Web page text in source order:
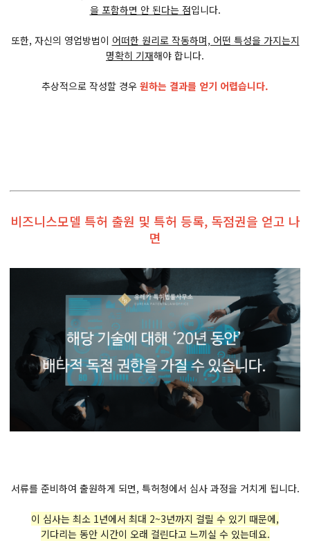
을 포함하면 안 된다는 점입니다.
또한, 자신의 영업방법이 어떠한 원리로 작동하며, 어떤 특성을 가지는지
명확히 기재해야 합니다.
추상적으로 작성할 경우 원하는 결과를 얻기 어렵습니다.
비즈니스모델 특허 출원 및 특허 등록, 독점권을 얻고 나
면
서류를 준비하여 출원하게 되면, 특허청에서 심사 과정을 거치게 됩니다.
이 심사는 최소 1년에서 최대 2~3년까지 걸릴 수 있기 때문에,
기다리는 동안 시간이 오래 걸린다고 느끼실 수 있는데요.